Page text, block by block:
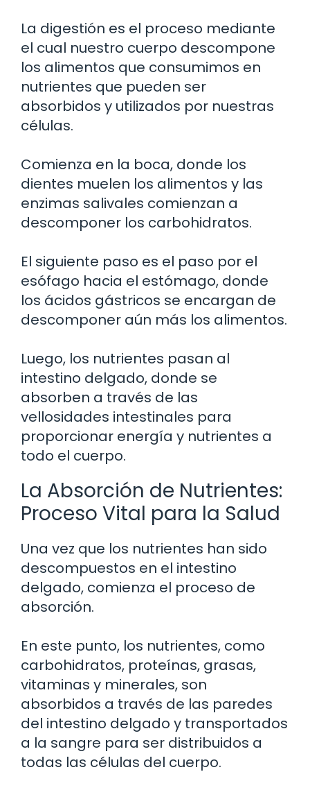
La digestión es el proceso mediante
el cual nuestro cuerpo descompone
los alimentos que consumimos en
nutrientes que pueden ser
absorbidos y utilizados por nuestras
células.
Comienza en la boca, donde los
dientes muelen los alimentos y las
enzimas salivales comienzan a
descomponer los carbohidratos.
El siguiente paso es el paso por el
esófago hacia el estómago, donde
los ácidos gástricos se encargan de
descomponer aún más los alimentos.
Luego, los nutrientes pasan al
intestino delgado, donde se
absorben a través de las
vellosidades intestinales para
proporcionar energía y nutrientes a
todo el cuerpo.
La Absorción de Nutrientes:
Proceso Vital para la Salud
Una vez que los nutrientes han sido
descompuestos en el intestino
delgado, comienza el proceso de
absorción.
En este punto, los nutrientes, como
carbohidratos, proteínas, grasas,
vitaminas y minerales, son
absorbidos a través de las paredes
del intestino delgado y transportados
a la sangre para ser distribuidos a
todas las células del cuerpo.